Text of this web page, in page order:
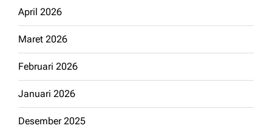
April 2026
Maret 2026
Februari 2026
Januari 2026
Desember 2025